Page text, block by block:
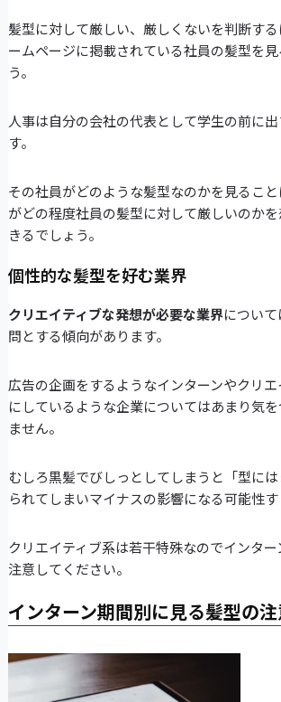
髪型に対して厳しい、厳しくないを判断す
ームページに掲載されている社員の髪型を
う。
人事は自分の会社の代表として学生の前に
す。
その社員がどのような髪型なのかを見るこ
がどの程度社員の髪型に対して厳しいのか
きるでしょう。
個性的な髪型を好む業界
クリエイティブな発想が必要な業界につい
問とする傾向があります。
広告の企画をするようなインターンやクリ
にしているような企業についてはあまり気
ません。
むしろ黒髪でびしっとしてしまうと「型に
られてしまいマイナスの影響になる可能性す
クリエイティブ系は若干特殊なのでインタ
注意してください。
インターン期間別に見る髪型の